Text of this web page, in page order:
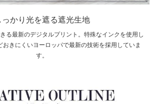
っかり光を遮る遮光生地
る最新のデジタルプリント。特殊なインクを使用し
おきにくいヨーロッパで最新の技術を採用していま
す。